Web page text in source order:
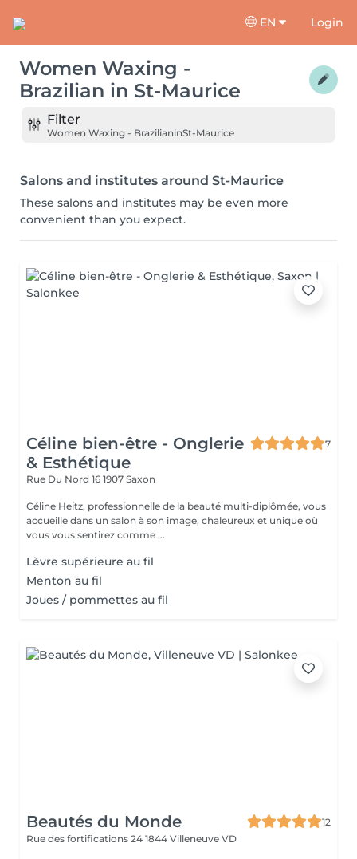
EN Login
Women Waxing -
Brazilian in St-Maurice
Filter
Women Waxing - BrazilianinSt-Maurice
Salons and institutes around St-Maurice
These salons and institutes may be even more
convenient than you expect.
Céline bien-être - Onglerie
& Esthétique
7
Rue Du Nord 16 1907 Saxon
Céline Heitz, professionnelle de la beauté multi-diplômée, vous
accueille dans un salon à son image, chaleureux et unique où
vous vous sentirez comme ...
Lèvre supérieure au fil
Menton au fil
Joues / pommettes au fil
Beautés du Monde
12
Rue des fortifications 24 1844 Villeneuve VD